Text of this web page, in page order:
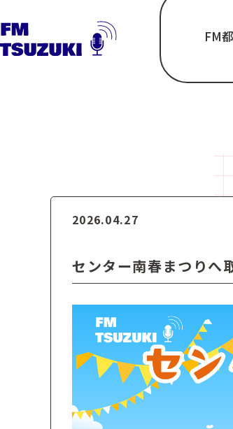
「いま」の都
FM
2026.04.27
センター南春まつりへ